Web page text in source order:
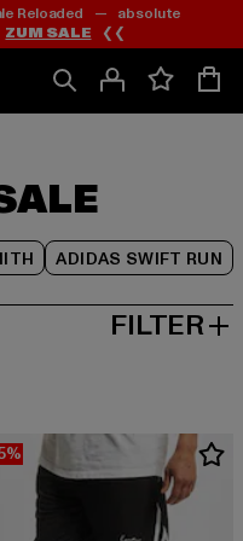
Reloaded — absolute
ZUM SALE ❮❮
ADIDAS SWIFT RUN
FILTER